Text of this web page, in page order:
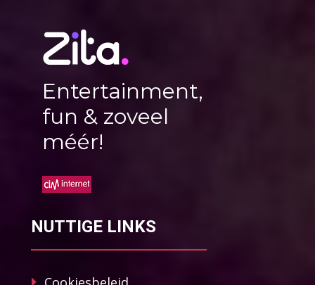
Entertainment,
fun & zoveel
méér!
NUTTIGE LINKS